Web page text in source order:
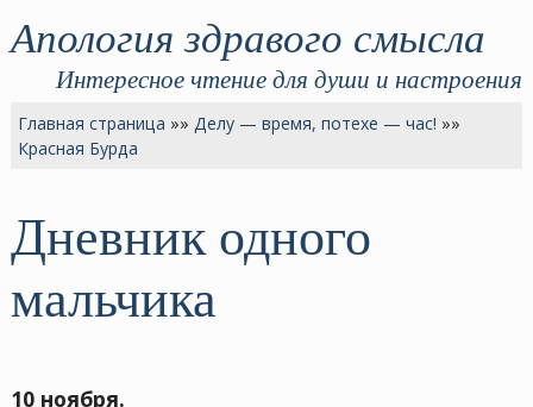
Апология здравого смысла
Интересное чтение для души и настроения
Главная страница »»Делу — время, потехе — час! »»
Красная Бурда
Дневник одного
мальчика
10 ноября.